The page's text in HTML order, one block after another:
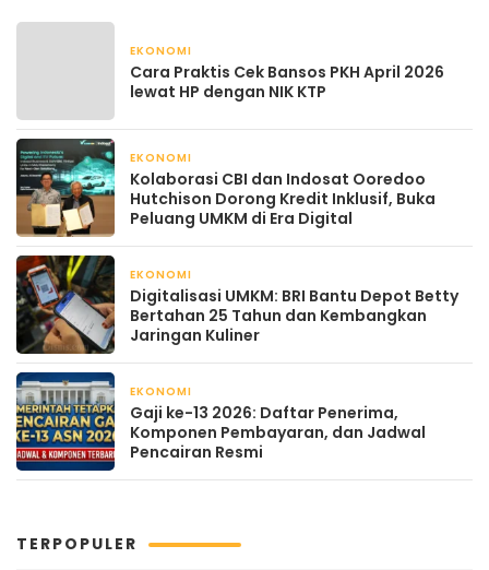
EKONOMI
Cara Praktis Cek Bansos PKH April 2026
lewat HP dengan NIK KTP
EKONOMI
Kolaborasi CBI dan Indosat Ooredoo
Hutchison Dorong Kredit Inklusif, Buka
Peluang UMKM di Era Digital
EKONOMI
Digitalisasi UMKM: BRI Bantu Depot Betty
Bertahan 25 Tahun dan Kembangkan
Jaringan Kuliner
EKONOMI
Gaji ke-13 2026: Daftar Penerima,
Komponen Pembayaran, dan Jadwal
Pencairan Resmi
TERPOPULER